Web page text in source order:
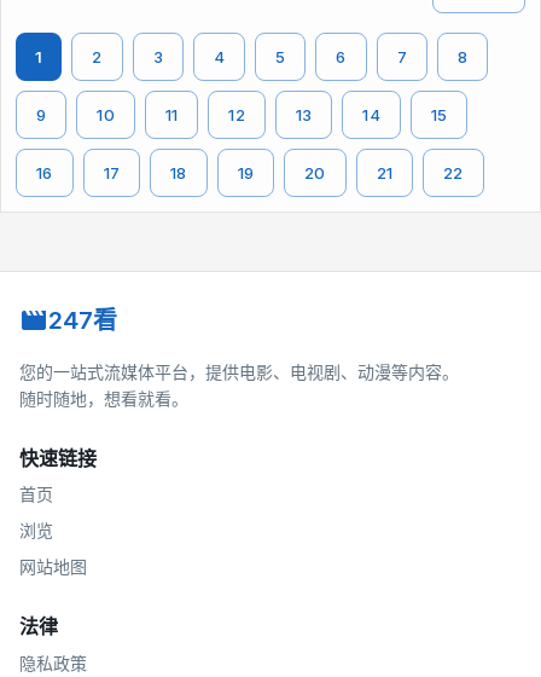
1 2 3 4 5 6 7 8
9 10 11 12 13 14 15
16 17 18 19 20 21 22
247看
您的一站式流媒体平台，提供电影、电视剧、动漫等内容。
随时随地，想看就看。
快速链接
首页
浏览
网站地图
法律
隐私政策